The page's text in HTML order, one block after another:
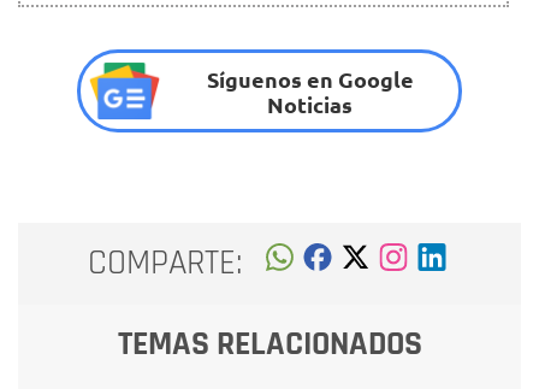
Síguenos en Google
Noticias
COMPARTE:
TEMAS RELACIONADOS